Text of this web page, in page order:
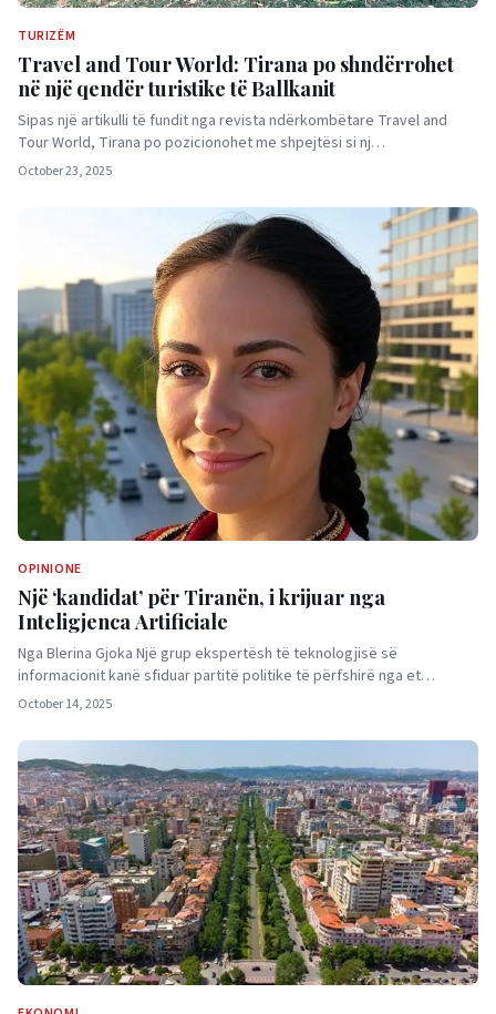
TURIZËM
Travel and Tour World: Tirana po shndërrohet
në një qendër turistike të Ballkanit
Sipas një artikulli të fundit nga revista ndërkombëtare Travel and
Tour World, Tirana po pozicionohet me shpejtësi si nj…
October 23, 2025
OPINIONE
Një ‘kandidat’ për Tiranën, i krijuar nga
Inteligjenca Artificiale
Nga Blerina Gjoka Një grup ekspertësh të teknologjisë së
informacionit kanë sfiduar partitë politike të përfshirë nga et…
October 14, 2025